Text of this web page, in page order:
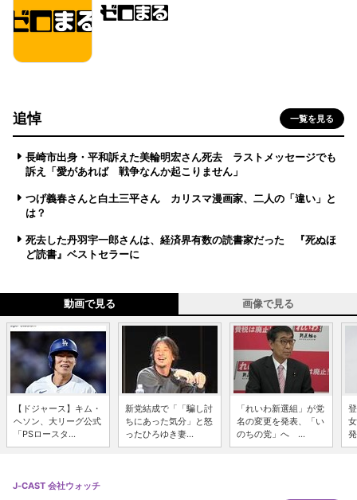
追悼 一覧を見る
長崎市出身・平和訴えた美輪明宏さん死去 ラストメッセージでも
訴え「愛があれば 戦争なんか起こりません」
つげ義春さんと白土三平さん カリスマ漫画家、二人の「違い」と
は？
死去した丹羽宇一郎さんは、経済界有数の読書家だった 『死ぬほ
ど読書』ベストセラーに
動画で見る 画像で見る
【ドジャース】キム・
ヘソン、大リーグ公式
「PSロースタ...
新党結成で「「騙し討
ちにあった気分」と怒
ったひろゆき妻...
「れいわ新選組」が党
名の変更を発表、「い
のちの党」へ ...
J-CAST 会社ウォッチ